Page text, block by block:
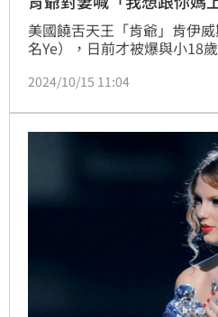
美國饒舌天王「肯爺」肯伊
名Ye），日前才被爆與小18
（Lauren Pisciotta）指控，
與岳母發生性關係，讓眾人
2024/10/15 11:04